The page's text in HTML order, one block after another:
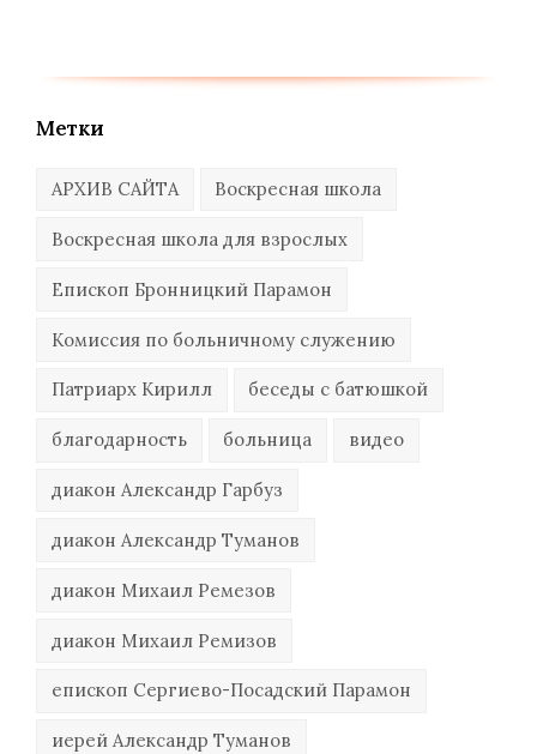
Метки
АРХИВ САЙТА Воскресная школа
Воскресная школа для взрослых
Епископ Бронницкий Парамон
Комиссия по больничному служению
Патриарх Кирилл беседы с батюшкой
благодарность больница видео
диакон Александр Гарбуз
диакон Александр Туманов
диакон Михаил Ремезов
диакон Михаил Ремизов
епископ Сергиево-Посадский Парамон
иерей Александр Туманов